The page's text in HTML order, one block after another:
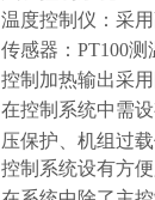
温度控制仪：采
传感器：PT100测
控制加热输出采
在控制系统中需
压保护、机组过
控制系统设有方